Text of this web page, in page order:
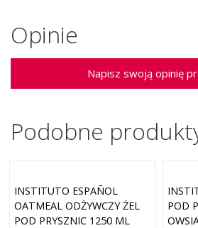
Opinie
Napisz swoją opinię
Podobne
INSTITUTO ESPAÑOL
OATMEAL ODŻYWCZY ŻEL
POD PRYSZNIC 1250 ML
POD